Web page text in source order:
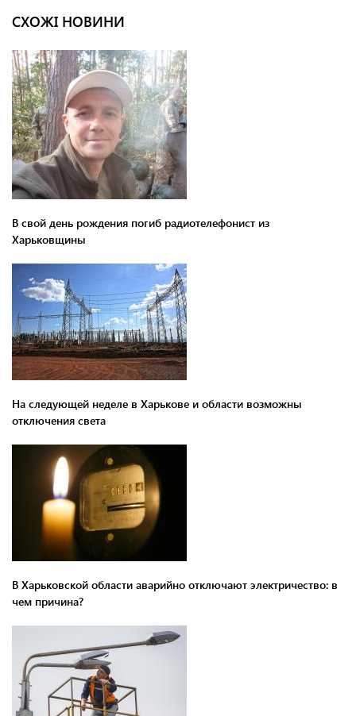
СХОЖІ НОВИНИ
В свой день рождения погиб радиотелефонист из
Харьковщины
На следующей неделе в Харькове и области возможны
отключения света
В Харьковской области аварийно отключают электричество: в
чем причина?